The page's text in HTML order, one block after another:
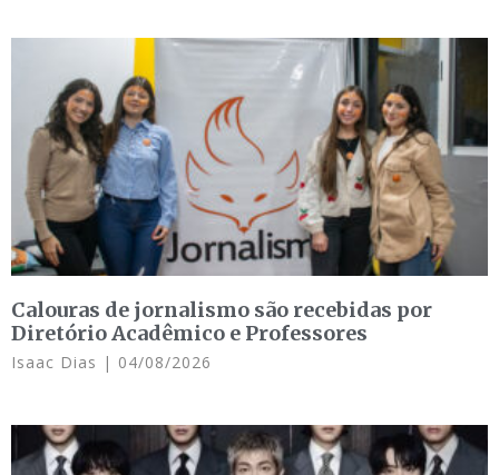
Calouras de jornalismo são recebidas por
Diretório Acadêmico e Professores
Isaac Dias 04/08/2026